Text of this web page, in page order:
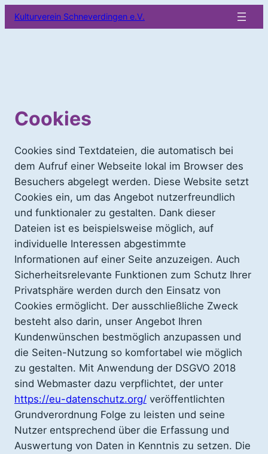
Inhalt
Kulturverein Schneverdingen e.V.
Cookies
Cookies sind Textdateien, die automatisch bei
dem Aufruf einer Webseite lokal im Browser des
Besuchers abgelegt werden. Diese Website setzt
Cookies ein, um das Angebot nutzerfreundlich
und funktionaler zu gestalten. Dank dieser
Dateien ist es beispielsweise möglich, auf
individuelle Interessen abgestimmte
Informationen auf einer Seite anzuzeigen. Auch
Sicherheitsrelevante Funktionen zum Schutz Ihrer
Privatsphäre werden durch den Einsatz von
Cookies ermöglicht. Der ausschließliche Zweck
besteht also darin, unser Angebot Ihren
Kundenwünschen bestmöglich anzupassen und
die Seiten-Nutzung so komfortabel wie möglich
zu gestalten. Mit Anwendung der DSGVO 2018
sind Webmaster dazu verpflichtet, der unter
https://eu-datenschutz.org/ veröffentlichten
Grundverordnung Folge zu leisten und seine
Nutzer entsprechend über die Erfassung und
Auswertung von Daten in Kenntnis zu setzen. Die